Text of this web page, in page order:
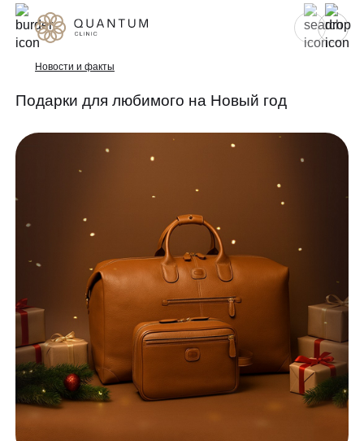
Для женщин
Консультативный приём
Инъекционная косметология
Аппаратная косметология
Эстетическая косметология
Эндокринология
Гинекология
Лазерная эпиляция
Массаж и обёртывание
Спецпредложения
Сертификаты
Программа лояльности
Новости и факты
Подарки для любимого на Новый год